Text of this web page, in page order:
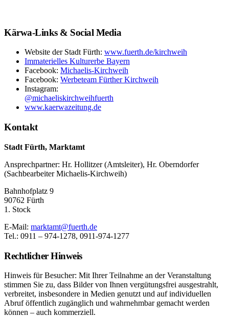
Kärwa-Links & Social Media
Website der Stadt Fürth: www.fuerth.de/kirchweih
Immaterielles Kulturerbe Bayern
Facebook: Michaelis-Kirchweih
Facebook: Werbeteam Fürther Kirchweih
Instagram:
@michaeliskirchweihfuerth
www.kaerwazeitung.de
Kontakt
Stadt Fürth, Marktamt
Ansprechpartner: Hr. Hollitzer (Amtsleiter), Hr. Oberndorfer
(Sachbearbeiter Michaelis-Kirchweih)
Bahnhofplatz 9
90762 Fürth
1. Stock
E-Mail: marktamt@fuerth.de
Tel.: 0911 – 974-1278, 0911-974-1277
Rechtlicher Hinweis
Hinweis für Besucher: Mit Ihrer Teilnahme an der Veranstaltung
stimmen Sie zu, dass Bilder von Ihnen vergütungsfrei ausgestrahlt,
verbreitet, insbesondere in Medien genutzt und auf individuellen
Abruf öffentlich zugänglich und wahrnehmbar gemacht werden
können – auch kommerziell.